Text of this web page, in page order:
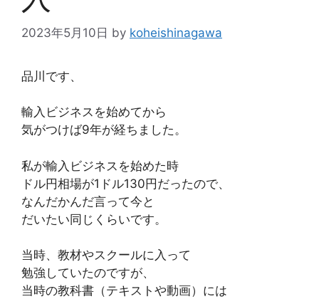
2023年5月10日 by koheishinagawa
品川です、
輸入ビジネスを始めてから
気がつけば9年が経ちました。
私が輸入ビジネスを始めた時
ドル円相場が1ドル130円だったので、
なんだかんだ言って今と
だいたい同じくらいです。
当時、教材やスクールに入って
勉強していたのですが、
当時の教科書（テキストや動画）には